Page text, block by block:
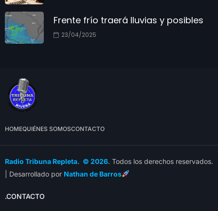
Frente frío traerá lluvias y posibles
23/04/2025
HOMEQUIÉNES SOMOSCONTACTO
Radio Tribuna Repleta. © 2026. Todos los derechos reservados.
| Desarrollado por Nathan de Barros
.CONTACTO